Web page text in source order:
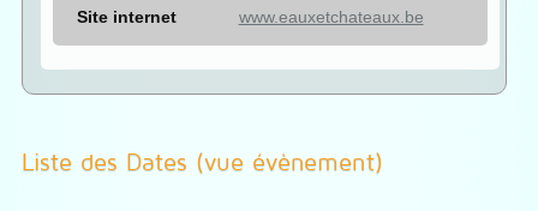
Site internet
www.eauxetchateaux.be
Liste des Dates (vue évènement)